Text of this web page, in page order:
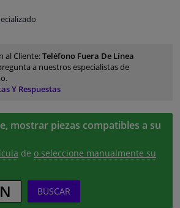
al Cliente:Teléfono Fuera De Línea
a nuestros especialistas de
Y Respuestas
mostrar piezas compatibles a su
de o seleccione manualmente su
BUSCAR